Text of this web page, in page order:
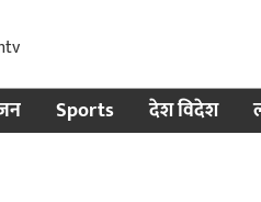
Sports देश विदेश